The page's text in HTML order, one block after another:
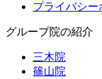
プライバシー
グループ院の紹介
三木院
篠山院